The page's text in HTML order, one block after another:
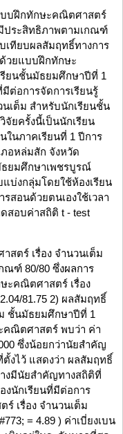
บบฝึกทักษะคณิตศาสตร์
ประสิทธิภาพตามเกณฑ์
เทียบผลสัมฤทธิ์ทางการ
ด้วยแบบฝึกทักษะ
ยนชั้นมัธยมศึกษาปีที่ 1
ต่อการจัดการเรียนรู้
เต็ม สำหรับนักเรียนชั้น
ยครั้งนี้เป็นนักเรียน
ในภาคเรียนที่ 1 ปีการ
ภอหล่มสัก จังหวัด
ยมศึกษาเพชรบูรณ์
บ่งกลุ่มโดยใช้ห้องเรียน
สอนด้วยตนเองใช้เวลา
สอบค่าสถิติ t - test
ตร์ เรื่อง จำนวนเต็ม
ฑ์ 80/80 ซึ่งผลการ
ะคณิตศาสตร์ เรื่อง
81.75 2) ผลสัมฤทธิ์
ม ชั้นมัธยมศึกษาปีที่ 1
คณิตศาสตร์ พบว่า ค่า
ซึ่งน้อยกว่านัยสำคัญ
งไว้ แสดงว่า ผลสัมฤทธิ์
างมีนัยสำคัญทางสถิติที่
งนักเรียนที่มีต่อการ
เรื่อง จำนวนเต็ม
= 4.89 ) ค่าเบี่ยงเบน